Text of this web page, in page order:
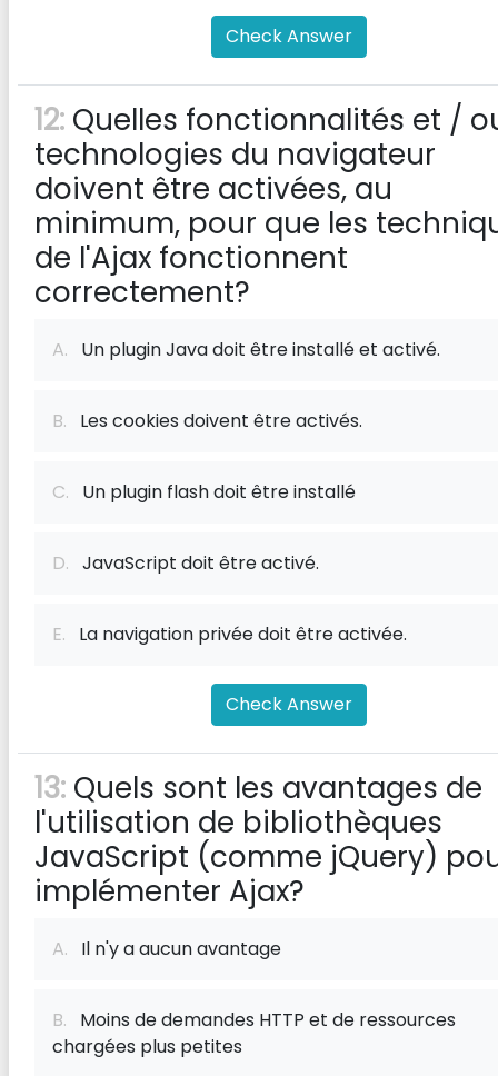
Check Answer
12: Quelles fonctionnalités et /
technologies du navigateur
doivent être activées, au
minimum, pour que les
de l'Ajax fonctionnent
correctement?
A. Un plugin Java doit être installé et activé.
B. Les cookies doivent être activés.
C. Un plugin flash doit être installé
D. JavaScript doit être activé.
E. La navigation privée doit être activée.
Check Answer
13: Quels sont les avantages de
l'utilisation de bibliothèques
JavaScript (comme jQuery)
implémenter Ajax?
A. Il n'y a aucun avantage
B. Moins de demandes HTTP et de ressources
chargées plus petites